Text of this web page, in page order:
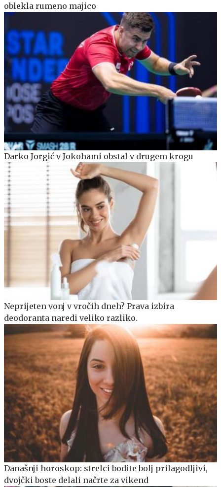
oblekla rumeno majico
Darko Jorgić v Jokohami obstal v drugem krogu
Neprijeten vonj v vročih dneh? Prava izbira
deodoranta naredi veliko razliko.
Današnji horoskop: strelci bodite bolj prilagodljivi,
dvojčki boste delali načrte za vikend